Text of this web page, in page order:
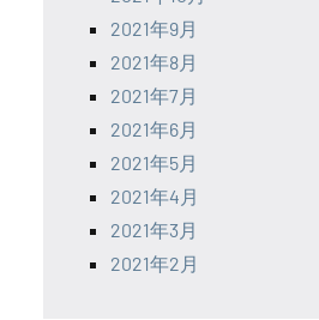
2021年9月
2021年8月
2021年7月
2021年6月
2021年5月
2021年4月
2021年3月
2021年2月